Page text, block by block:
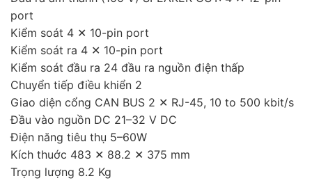
port
Kiểm soát 4 ✕ 10-pin port
Kiểm soát ra 4 ✕ 10-pin port
Kiểm soát đầu ra 24 đầu ra nguồn điện thấp
Chuyển tiếp điều khiển 2
Giao diện cổng CAN BUS 2 ✕ RJ-45, 10 to 500 kbit/s
Đầu vào nguồn DC 21–32 V DC
Điện năng tiêu thụ 5–60W
Kích thuớc 483 ✕ 88.2 ✕ 375 mm
Trọng lượng 8.2 Kg